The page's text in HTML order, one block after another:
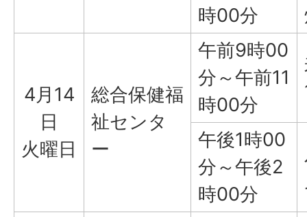
時00分
4月14
日
火曜日
総合保健福
祉センタ
ー
午前9時00
分～午前11
時00分
午後1時00
分～午後2
時00分